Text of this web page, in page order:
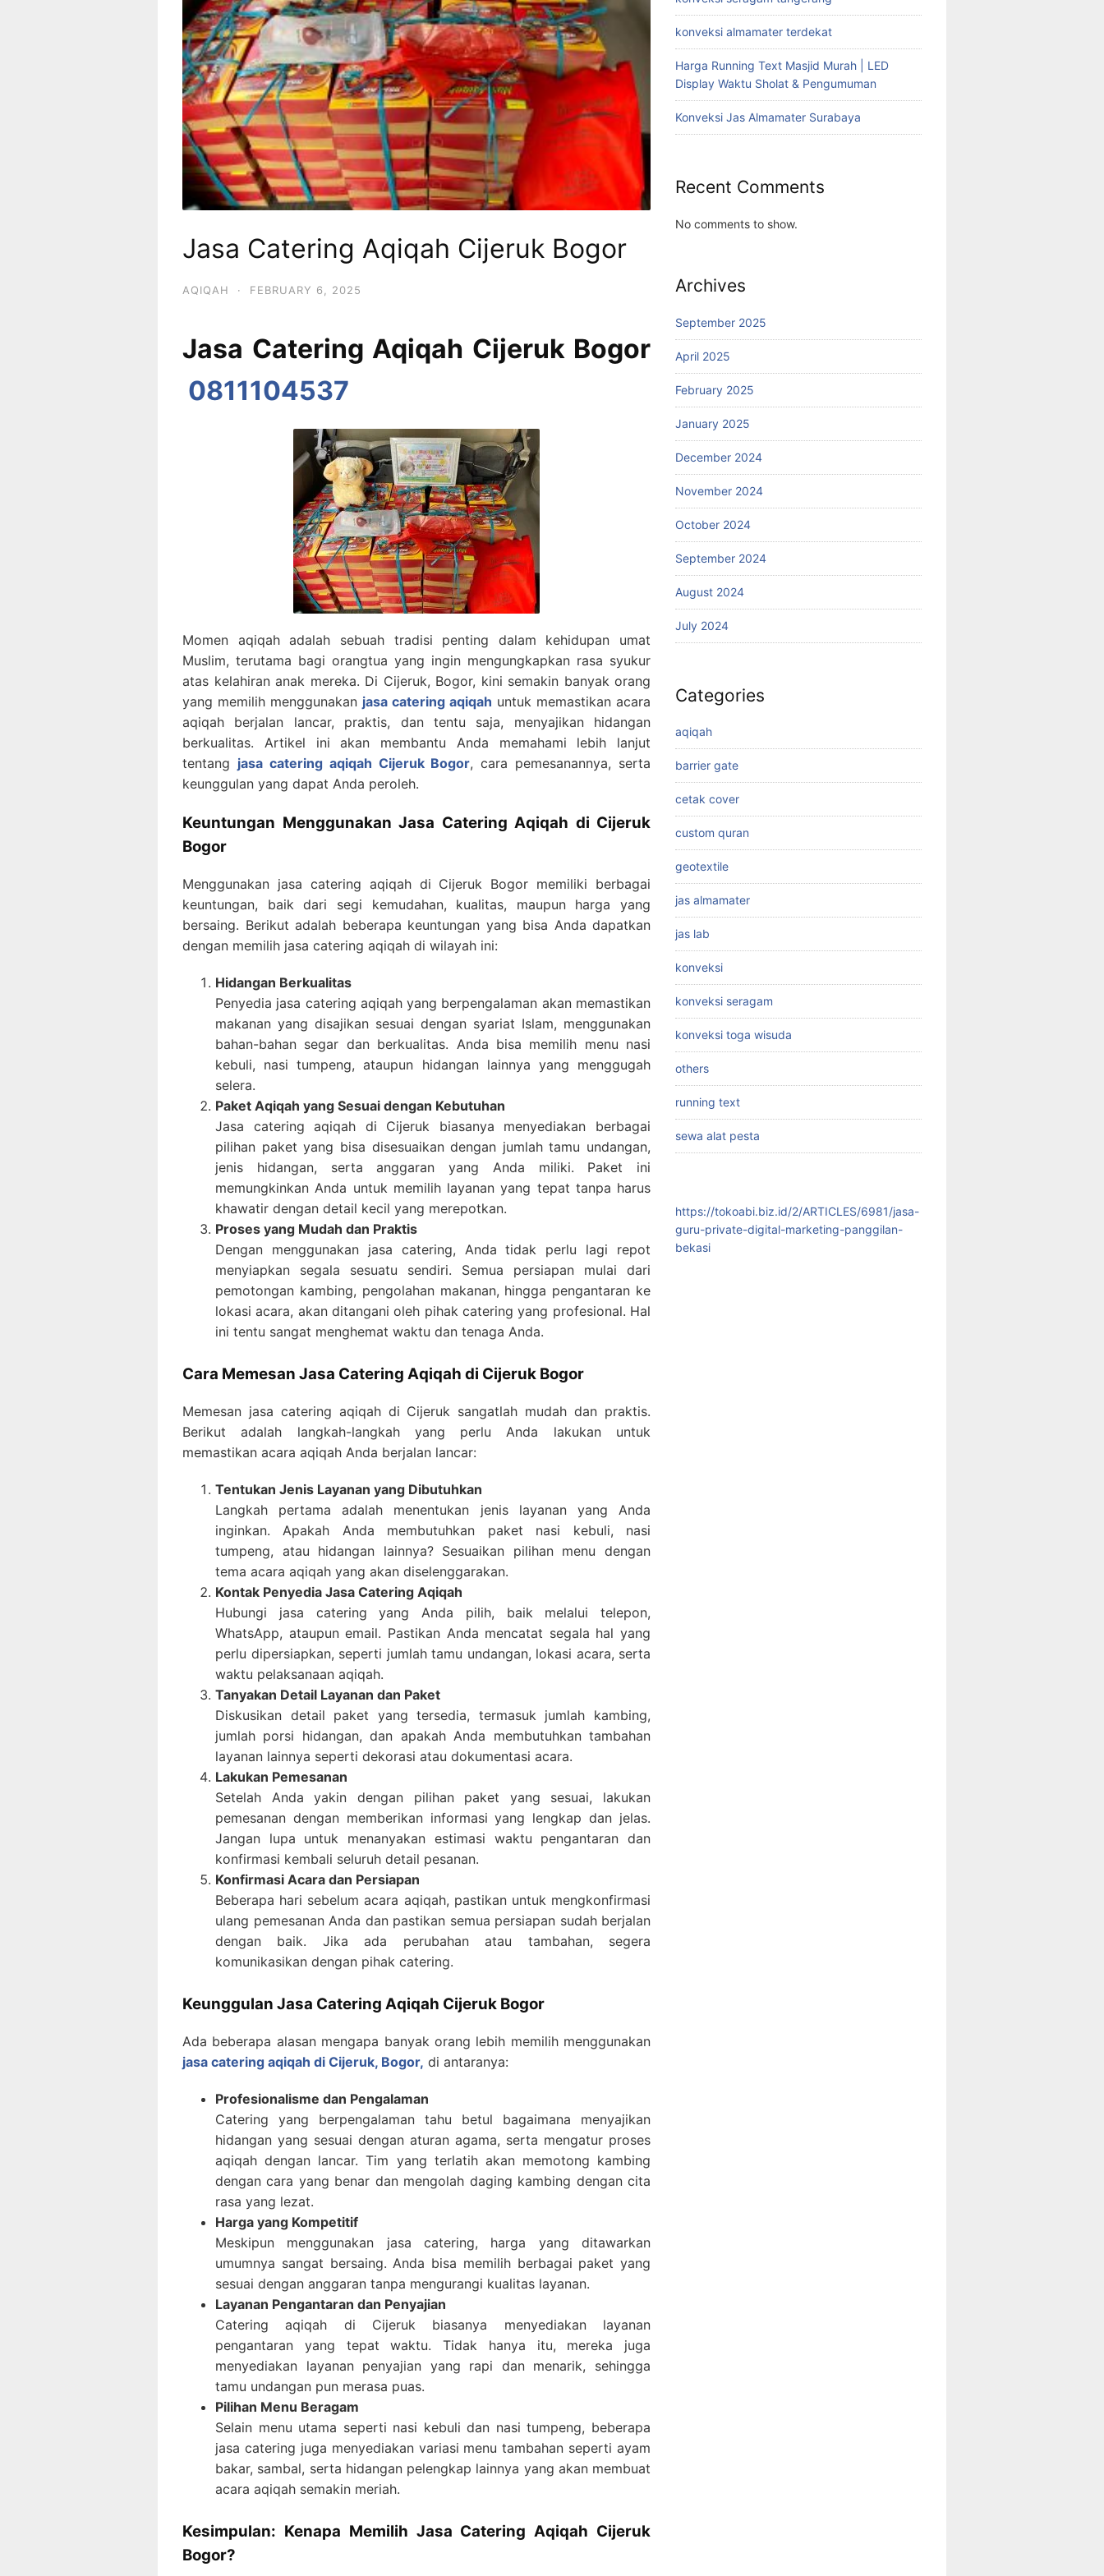
Jasa Catering Aqiqah Cijeruk Bogor
AQIQAH · FEBRUARY 6, 2025
Jasa Catering Aqiqah Cijeruk Bogor
0811104537
Momen aqiqah adalah sebuah tradisi penting dalam kehidupan umat
Muslim, terutama bagi orangtua yang ingin mengungkapkan rasa syukur
atas kelahiran anak mereka. Di Cijeruk, Bogor, kini semakin banyak orang
yang memilih menggunakan jasa catering aqiqah untuk memastikan acara
aqiqah berjalan lancar, praktis, dan tentu saja, menyajikan hidangan
berkualitas. Artikel ini akan membantu Anda memahami lebih lanjut
tentang jasa catering aqiqah Cijeruk Bogor, cara pemesanannya, serta
keunggulan yang dapat Anda peroleh.
Keuntungan Menggunakan Jasa Catering Aqiqah di Cijeruk
Bogor
Menggunakan jasa catering aqiqah di Cijeruk Bogor memiliki berbagai
keuntungan, baik dari segi kemudahan, kualitas, maupun harga yang
bersaing. Berikut adalah beberapa keuntungan yang bisa Anda dapatkan
dengan memilih jasa catering aqiqah di wilayah ini:
Hidangan Berkualitas
Penyedia jasa catering aqiqah yang berpengalaman akan memastikan
makanan yang disajikan sesuai dengan syariat Islam, menggunakan
bahan-bahan segar dan berkualitas. Anda bisa memilih menu nasi
kebuli, nasi tumpeng, ataupun hidangan lainnya yang menggugah
selera.
Paket Aqiqah yang Sesuai dengan Kebutuhan
Jasa catering aqiqah di Cijeruk biasanya menyediakan berbagai
pilihan paket yang bisa disesuaikan dengan jumlah tamu undangan,
jenis hidangan, serta anggaran yang Anda miliki. Paket ini
memungkinkan Anda untuk memilih layanan yang tepat tanpa harus
khawatir dengan detail kecil yang merepotkan.
Proses yang Mudah dan Praktis
Dengan menggunakan jasa catering, Anda tidak perlu lagi repot
menyiapkan segala sesuatu sendiri. Semua persiapan mulai dari
pemotongan kambing, pengolahan makanan, hingga pengantaran ke
lokasi acara, akan ditangani oleh pihak catering yang profesional. Hal
ini tentu sangat menghemat waktu dan tenaga Anda.
Cara Memesan Jasa Catering Aqiqah di Cijeruk Bogor
Memesan jasa catering aqiqah di Cijeruk sangatlah mudah dan praktis.
Berikut adalah langkah-langkah yang perlu Anda lakukan untuk
memastikan acara aqiqah Anda berjalan lancar:
Tentukan Jenis Layanan yang Dibutuhkan
Langkah pertama adalah menentukan jenis layanan yang Anda
inginkan. Apakah Anda membutuhkan paket nasi kebuli, nasi
tumpeng, atau hidangan lainnya? Sesuaikan pilihan menu dengan
tema acara aqiqah yang akan diselenggarakan.
Kontak Penyedia Jasa Catering Aqiqah
Hubungi jasa catering yang Anda pilih, baik melalui telepon,
WhatsApp, ataupun email. Pastikan Anda mencatat segala hal yang
perlu dipersiapkan, seperti jumlah tamu undangan, lokasi acara, serta
waktu pelaksanaan aqiqah.
Tanyakan Detail Layanan dan Paket
Diskusikan detail paket yang tersedia, termasuk jumlah kambing,
jumlah porsi hidangan, dan apakah Anda membutuhkan tambahan
layanan lainnya seperti dekorasi atau dokumentasi acara.
Lakukan Pemesanan
Setelah Anda yakin dengan pilihan paket yang sesuai, lakukan
pemesanan dengan memberikan informasi yang lengkap dan jelas.
Jangan lupa untuk menanyakan estimasi waktu pengantaran dan
konfirmasi kembali seluruh detail pesanan.
Konfirmasi Acara dan Persiapan
Beberapa hari sebelum acara aqiqah, pastikan untuk mengkonfirmasi
ulang pemesanan Anda dan pastikan semua persiapan sudah berjalan
dengan baik. Jika ada perubahan atau tambahan, segera
komunikasikan dengan pihak catering.
Keunggulan Jasa Catering Aqiqah Cijeruk Bogor
Ada beberapa alasan mengapa banyak orang lebih memilih menggunakan
jasa catering aqiqah di Cijeruk, Bogor, di antaranya:
Profesionalisme dan Pengalaman
Catering yang berpengalaman tahu betul bagaimana menyajikan
hidangan yang sesuai dengan aturan agama, serta mengatur proses
aqiqah dengan lancar. Tim yang terlatih akan memotong kambing
dengan cara yang benar dan mengolah daging kambing dengan cita
rasa yang lezat.
Harga yang Kompetitif
Meskipun menggunakan jasa catering, harga yang ditawarkan
umumnya sangat bersaing. Anda bisa memilih berbagai paket yang
sesuai dengan anggaran tanpa mengurangi kualitas layanan.
Layanan Pengantaran dan Penyajian
Catering aqiqah di Cijeruk biasanya menyediakan layanan
pengantaran yang tepat waktu. Tidak hanya itu, mereka juga
menyediakan layanan penyajian yang rapi dan menarik, sehingga
tamu undangan pun merasa puas.
Pilihan Menu Beragam
Selain menu utama seperti nasi kebuli dan nasi tumpeng, beberapa
jasa catering juga menyediakan variasi menu tambahan seperti ayam
bakar, sambal, serta hidangan pelengkap lainnya yang akan membuat
acara aqiqah semakin meriah.
Kesimpulan: Kenapa Memilih Jasa Catering Aqiqah Cijeruk
Bogor?
konveksi almamater terdekat
Harga Running Text Masjid Murah | LED
Display Waktu Sholat & Pengumuman
Konveksi Jas Almamater Surabaya
Recent Comments
No comments to show.
Archives
September 2025
April 2025
February 2025
January 2025
December 2024
November 2024
October 2024
September 2024
August 2024
July 2024
Categories
aqiqah
barrier gate
cetak cover
custom quran
geotextile
jas almamater
jas lab
konveksi
konveksi seragam
konveksi toga wisuda
others
running text
sewa alat pesta
https://tokoabi.biz.id/2/ARTICLES/6981/jasa-
guru-private-digital-marketing-panggilan-
bekasi